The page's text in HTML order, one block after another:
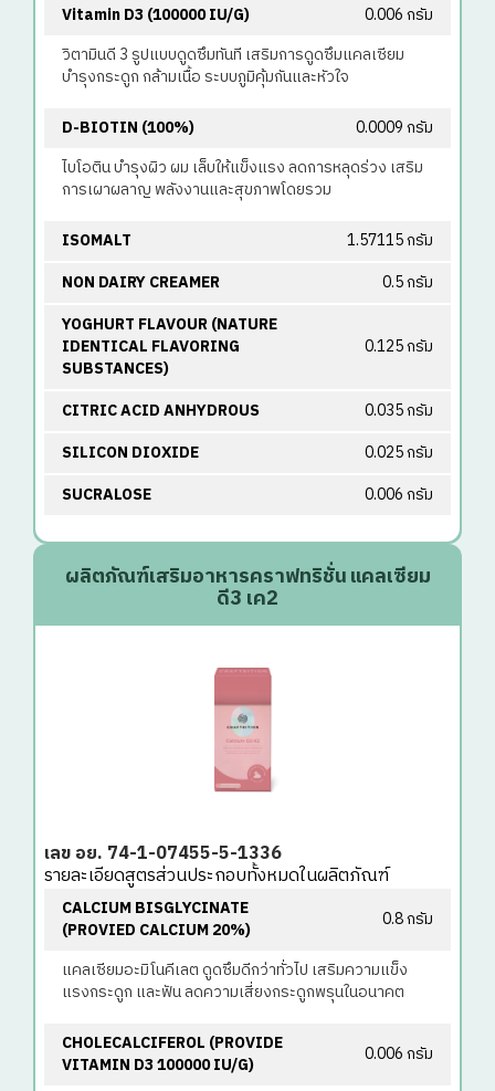
Vitamin D3 (100000 IU/g)
0.006 กรัม
วิตามินดี 3 รูปแบบดูดซึมทันที เสริมการดูดซึมแคลเซียม
บำรุงกระดูก กล้ามเนื้อ ระบบภูมิคุ้มกันและหัวใจ
D-BIOTIN (100%)
0.0009 กรัม
ไบโอติน บำรุงผิว ผม เล็บให้แข็งแรง ลดการหลุดร่วง เสริม
การเผาผลาญ พลังงานและสุขภาพโดยรวม
ISOMALT
1.57115 กรัม
NON DAIRY CREAMER
0.5 กรัม
YOGHURT FLAVOUR (NATURE
IDENTICAL FLAVORING
SUBSTANCES)
0.125 กรัม
CITRIC ACID ANHYDROUS
0.035 กรัม
SILICON DIOXIDE
0.025 กรัม
SUCRALOSE
0.006 กรัม
ผลิตภัณฑ์เสริมอาหารคราฟทริชั่น แคลเซียม
ดี3 เค2
เลข อย. 74-1-07455-5-1336
รายละเอียดสูตรส่วนประกอบทั้งหมดในผลิตภัณฑ์
CALCIUM BISGLYCINATE
(PROVIED CALCIUM 20%)
0.8 กรัม
แคลเซียมอะมิโนคีเลต ดูดซึมดีกว่าทั่วไป เสริมความแข็ง
แรงกระดูก และฟัน ลดความเสี่ยงกระดูกพรุนในอนาคต
CHOLECALCIFEROL (PROVIDE
VITAMIN D3 100000 IU/G)
0.006 กรัม